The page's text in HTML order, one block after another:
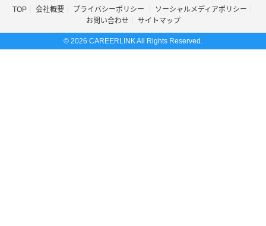
TOP 会社概要 プライバシーポリシー
ソーシャルメディアポリシー
お問い合わせ
サイトマップ
© 2026 CAREERLINK All Rights Reserved.